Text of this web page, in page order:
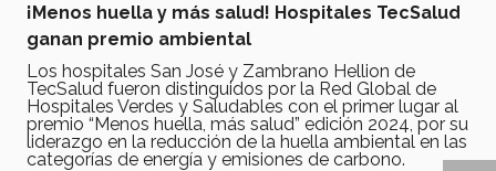
¡Menos huella y más salud! Hospitales TecSalud
ganan premio ambiental
Los hospitales San José y Zambrano Hellion de
TecSalud fueron distinguidos por la Red Global de
Hospitales Verdes y Saludables con el primer lugar al
premio “Menos huella, más salud” edición 2024, por su
liderazgo en la reducción de la huella ambiental en las
categorías de energía y emisiones de carbono.